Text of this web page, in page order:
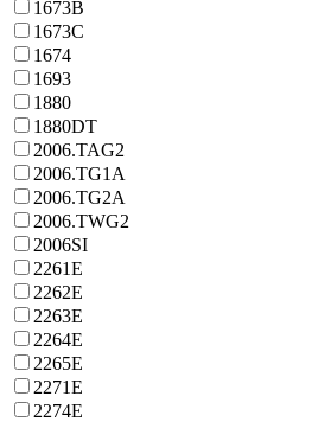
1673B
1673C
1674
1693
1880
1880DT
2006.TAG2
2006.TG1A
2006.TG2A
2006.TWG2
2006SI
2261E
2262E
2263E
2264E
2265E
2271E
2274E